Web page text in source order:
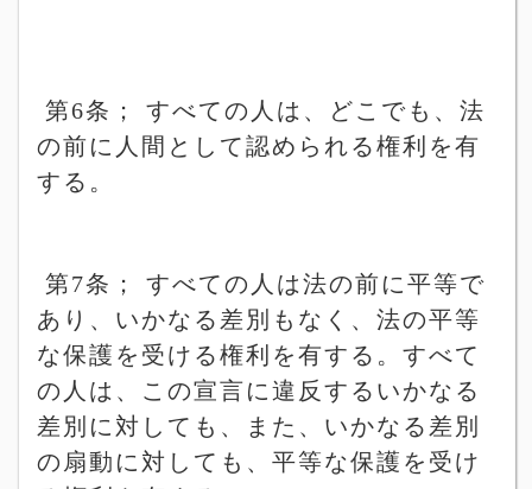
第6条；
すべての人は、どこでも、法
の前に人間として認められる権利を有
する。
第7条；
すべての人は法の前に平等で
あり、いかなる差別もなく、法の平等
な保護を受ける権利を有する。すべて
の人は、この宣言に違反するいかなる
差別に対しても、また、いかなる差別
の扇動に対しても、平等な保護を受け